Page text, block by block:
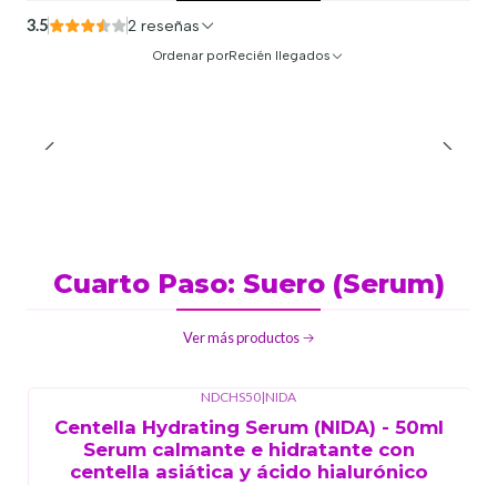
3.5 2 reseñas
Ordenar porRecién llegados
Cuarto Paso: Suero (Serum)
Ver más productos
NDCHS50|NIDA
Centella Hydrating Serum (NIDA) - 50ml
Serum calmante e hidratante con
centella asiática y ácido hialurónico